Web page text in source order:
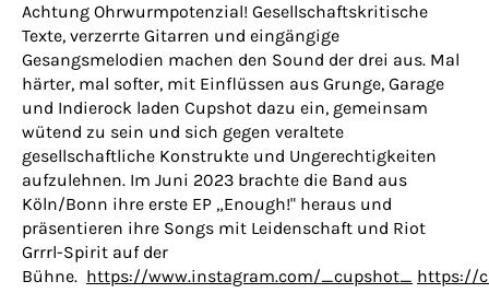
Achtung Ohrwurmpotenzial! Gesellschaftskritische
Texte, verzerrte Gitarren und eingängige
Gesangsmelodien machen den Sound der drei aus. Mal
härter, mal softer, mit Einflüssen aus Grunge, Garage
und Indierock laden Cupshot dazu ein, gemeinsam
wütend zu sein und sich gegen veraltete
gesellschaftliche Konstrukte und Ungerechtigkeiten
aufzulehnen. Im Juni 2023 brachte die Band aus
Köln/Bonn ihre erste EP „Enough!" heraus und
präsentieren ihre Songs mit Leidenschaft und Riot
Grrrl-Spirit auf der
Bühne. https://www.instagram.com/_cupshot_ https://